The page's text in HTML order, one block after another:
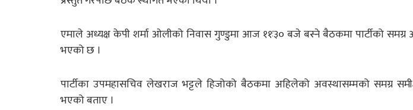
एमाले अध्यक्ष केपी शर्मा ओलीको निवास गुण्डुमा आज ११ः३० बजे बस्ने बैठकमा पार्टीको
भएको छ ।
पार्टीका उपमहासचिव लेखराज भट्टले हिजोको बैठकमा अहिलेको अवस्थासम्मको समग्र
भएको बताए ।